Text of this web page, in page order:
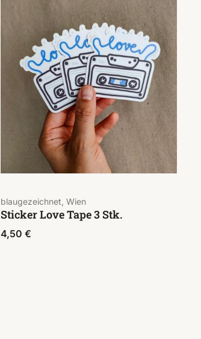
blaugezeichnet, Wien
Sticker Love Tape 3 Stk.
4,50 €